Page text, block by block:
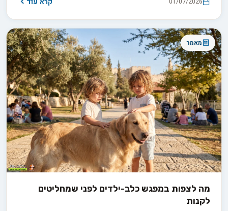
הכלים לבחור נכון.
מאמר
מה לצפות במפגש כלב-ילדים לפני שמחליטים
לקנות